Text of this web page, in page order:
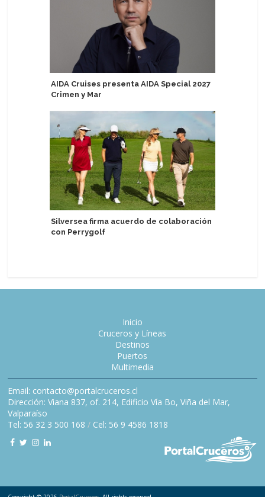
AIDA Cruises presenta AIDA Special 2027
Crimen y Mar
Silversea firma acuerdo de colaboración
con Perrygolf
Inicio
Cruceros y Líneas
Destinos
Puertos
Multimedia
Email: contacto@portalcruceros.cl
Dirección: Viana 837, of. 214, Edificio Vía Bo, Viña del Mar,
Valparaíso
Tel: 56 32 3 500 168 / Cel: 56 9 4586 1818